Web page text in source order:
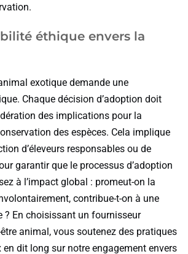
éthique envers la
exotique demande une
Chaque décision d’adoption doit
des implications pour la
des espèces. Cela implique
d’éleveurs responsables ou de
garantir que le processus d’adoption
à l’impact global : promeut-on la
contribue-t-on à une
? En choisissant un fournisseur
animal, vous soutenez des pratiques
en dit long sur notre engagement envers